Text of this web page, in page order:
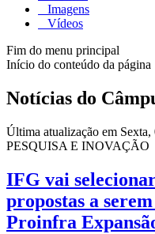
Imagens
Vídeos
Fim do menu principal
Início do conteúdo da página
Notícias do
Última atualização em
PESQUISA E INOVAÇÃO
IFG vai
propostas a
Proinfra